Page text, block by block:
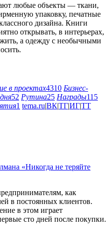
любые объекты — ткани,
упаковку, печатные
дизайна. Книги
открывать, в интерьерах,
а одежду с необычными
в проектах4310 Бизнес-
52 Рутина25 Награды115
1 tema.ru|ВК|ТГ|ИГ|ТТ
«Никогда не теряйте
как
в постоянных клиентов.
в этом играет
сто дней после покупки.